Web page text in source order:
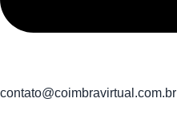
contato@coimbravirtual.com.br